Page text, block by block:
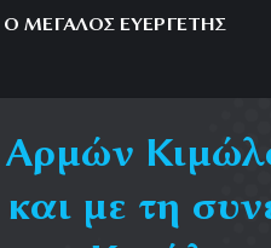
Ο ΜΕΓΆΛΟΣ ΕΥΕΡΓΈΤΗΣ
Αρμών
με τη